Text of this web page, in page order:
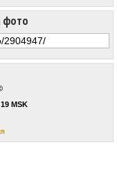
MSK
фото